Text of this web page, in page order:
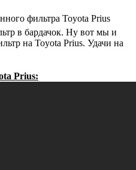
в бардачок. Ну вот мы и
на Toyota Prius. Удачи на
Prius: